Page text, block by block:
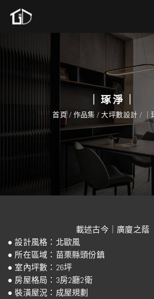
｜琢淨｜
首頁/ 作品集/ 大坪數設計 /
載述古今｜廣廈之蔭
● 設計風格：北歐風
● 所在區域：苗栗縣頭份鎮
● 室內坪數：26坪
● 房屋格局：3房2廳2衛
● 裝潢屋況：成屋規劃